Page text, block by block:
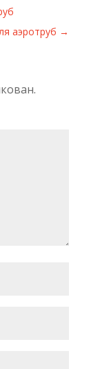
аэротруб →